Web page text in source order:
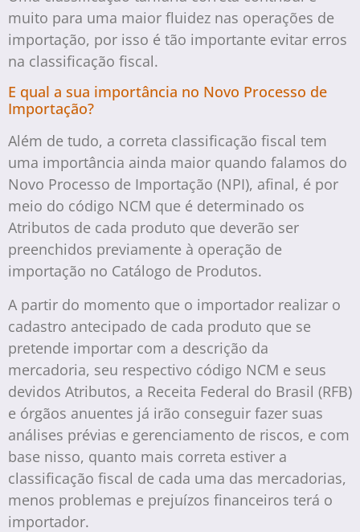
muito para uma maior fluidez nas operações de
importação, por isso é tão importante evitar erros
na classificação fiscal.
E qual a sua importância no Novo Processo de
Importação?
Além de tudo, a correta classificação fiscal tem
uma importância ainda maior quando falamos do
Novo Processo de Importação (NPI), afinal, é por
meio do código NCM que é determinado os
Atributos de cada produto que deverão ser
preenchidos previamente à operação de
importação no Catálogo de Produtos.
A partir do momento que o importador realizar o
cadastro antecipado de cada produto que se
pretende importar com a descrição da
mercadoria, seu respectivo código NCM e seus
devidos Atributos, a Receita Federal do Brasil (RFB)
e órgãos anuentes já irão conseguir fazer suas
análises prévias e gerenciamento de riscos, e com
base nisso, quanto mais correta estiver a
classificação fiscal de cada uma das mercadorias,
menos problemas e prejuízos financeiros terá o
importador.